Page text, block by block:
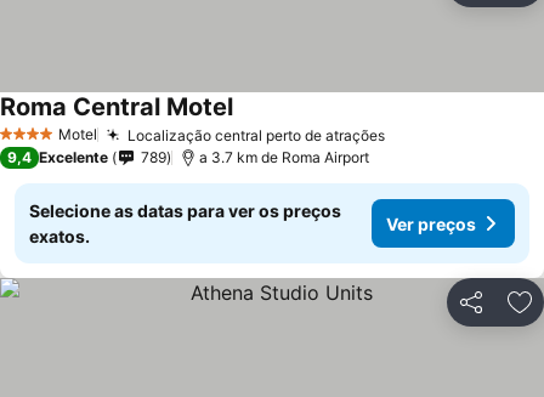
4 EstrelasMotel Localização central perto de atrações
Roma Central Motel
9,4 Excelente 789 a 3.7 km de Roma Airport
Selecione as datas para ver os preços
exatos.
Ver preços
Partilhar